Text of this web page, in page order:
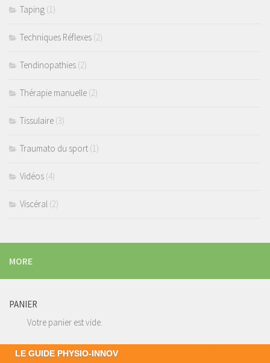
Taping (1)
Techniques Réflexes (2)
Tendinopathies (2)
Thérapie manuelle (2)
Tissulaire (3)
Traumato du sport (1)
Vidéos (4)
Viscéral (2)
MORE
PANIER
Votre panier est vide.
LE GUIDE PHYSIO-INNOV